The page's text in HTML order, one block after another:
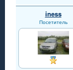
iness
Посетитель